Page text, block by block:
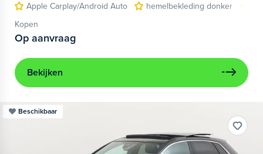
Apple Carplay/Android Auto
hemelbekleding donker
Kopen
Op aanvraag
Bekijken
Beschikbaar